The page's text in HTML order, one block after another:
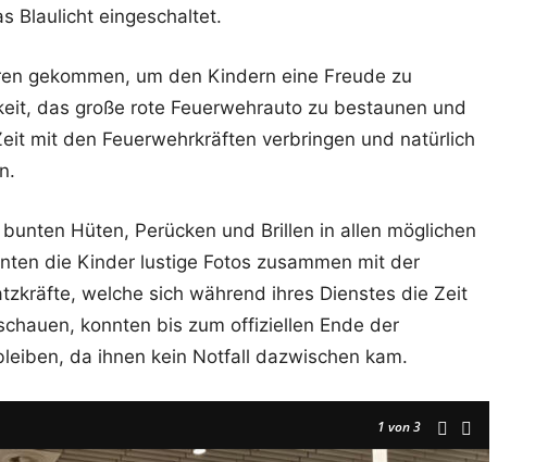
Blaulicht eingeschaltet.
gekommen, um den Kindern eine Freude zu
das große rote Feuerwehrauto zu bestaunen und
mit den Feuerwehrkräften verbringen und natürlich
Hüten, Perücken und Brillen in allen möglichen
die Kinder lustige Fotos zusammen mit der
welche sich während ihres Dienstes die Zeit
konnten bis zum offiziellen Ende der
da ihnen kein Notfall dazwischen kam.
1 von 3